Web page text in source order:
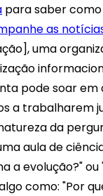
para saber
as
uma
pode soar em
a trabalharem
da
aula de
a evolução?" ou
como: "Por